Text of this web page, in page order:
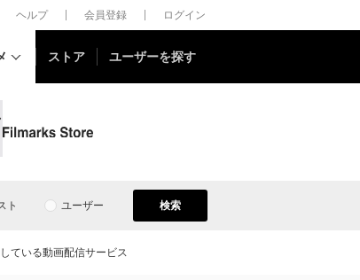
ヘルプ 会員登録 ログイン
ストア ユーザーを探す
ト ユーザー 検索
ている動画配信サービス